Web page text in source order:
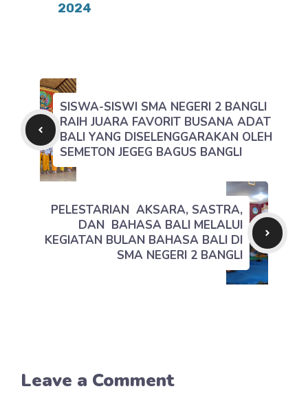
2024
SISWA-SISWI SMA NEGERI 2 BANGLI
RAIH JUARA FAVORIT BUSANA ADAT
BALI YANG DISELENGGARAKAN OLEH
SEMETON JEGEG BAGUS BANGLI
PELESTARIAN AKSARA, SASTRA,
DAN BAHASA BALI MELALUI
KEGIATAN BULAN BAHASA BALI DI
SMA NEGERI 2 BANGLI
Leave a Comment